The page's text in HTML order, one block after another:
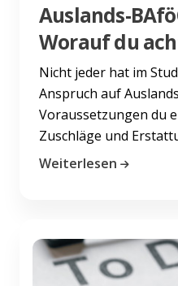
Auslands-
Worauf du
Nicht jeder hat im
Anspruch auf
Voraussetzungen du
Zuschläge und
Weiterlesen